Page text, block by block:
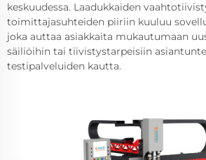
keskuudessa. Laadukkaiden
toimittajasuhteiden piiriin kuuluu
joka auttaa asiakkaita mukautumaan
säiliöihin tai tiivistystarpeisiin
testipalveluiden kautta.